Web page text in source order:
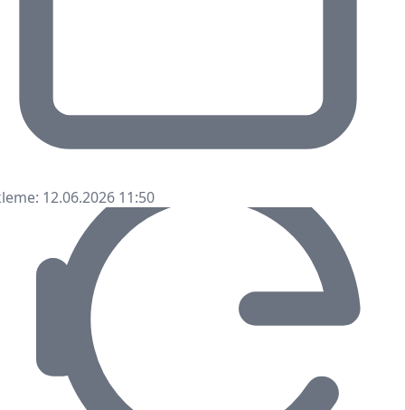
12.06.2026 11:50